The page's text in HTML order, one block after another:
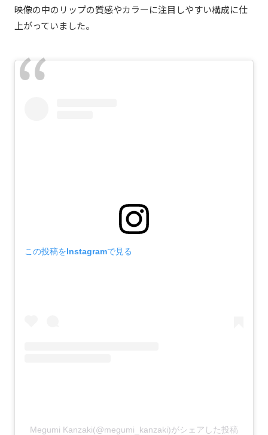
映像の中のリップの質感やカラーに注目しやすい構成に仕
上がっていました。
この投稿をInstagramで見る
Megumi Kanzaki(@megumi_kanzaki)がシェアした投稿